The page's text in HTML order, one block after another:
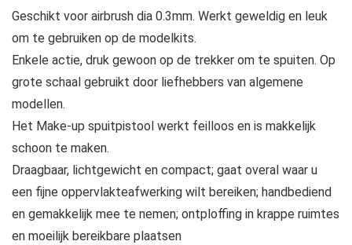
Geschikt voor airbrush dia 0.3mm. Werkt geweldig en leuk
om te gebruiken op de modelkits.
Enkele actie, druk gewoon op de trekker om te spuiten. Op
grote schaal gebruikt door liefhebbers van algemene
modellen.
Het Make-up spuitpistool werkt feilloos en is makkelijk
schoon te maken.
Draagbaar, lichtgewicht en compact; gaat overal waar u
een fijne oppervlakteafwerking wilt bereiken; handbediend
en gemakkelijk mee te nemen; ontploffing in krappe ruimtes
en moeilijk bereikbare plaatsen